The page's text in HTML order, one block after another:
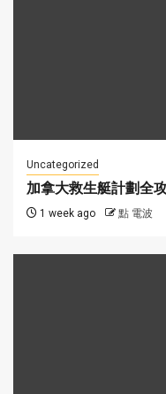
Uncategorized
加拿大救生艇計劃全
1 week ago 點 電波